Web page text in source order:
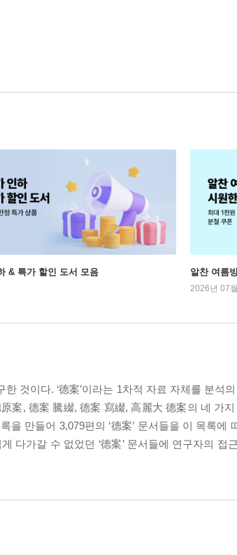
& 특가 할인 도서 모음 알찬 여름
2026년 07
것이다. ‘德案’이라는 1차적 자료 자체를 분석
案, 德案 騰綴, 德案 寫綴, 高麗大 德案의 네 가
만들어 3,079편의 ‘德案’ 문서들을 이 목록에
다가갈 수 없었던 ‘德案’ 문서들에 연구자의 접